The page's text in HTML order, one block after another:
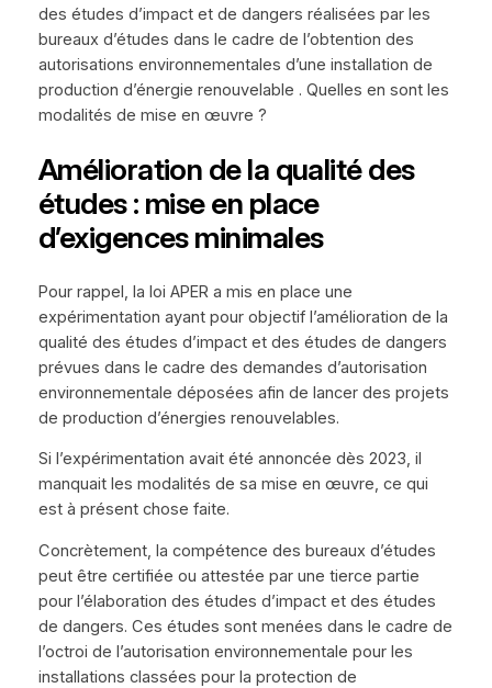
des études d’impact et de dangers réalisées par les
bureaux d’études dans le cadre de l’obtention des
autorisations environnementales d’une installation de
production d’énergie renouvelable . Quelles en sont les
modalités de mise en œuvre ?
Amélioration de la qualité des
études : mise en place
d’exigences minimales
Pour rappel, la loi APER a mis en place une
expérimentation ayant pour objectif l’amélioration de la
qualité des études d’impact et des études de dangers
prévues dans le cadre des demandes d’autorisation
environnementale déposées afin de lancer des projets
de production d’énergies renouvelables.
Si l’expérimentation avait été annoncée dès 2023, il
manquait les modalités de sa mise en œuvre, ce qui
est à présent chose faite.
Concrètement, la compétence des bureaux d’études
peut être certifiée ou attestée par une tierce partie
pour l’élaboration des études d’impact et des études
de dangers. Ces études sont menées dans le cadre de
l’octroi de l’autorisation environnementale pour les
installations classées pour la protection de